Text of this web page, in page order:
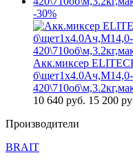
-30%
Акк.миксер
б\щет1х4.0Ач,М14,0-
10 640 руб. 15 200
Производители
BRAIT